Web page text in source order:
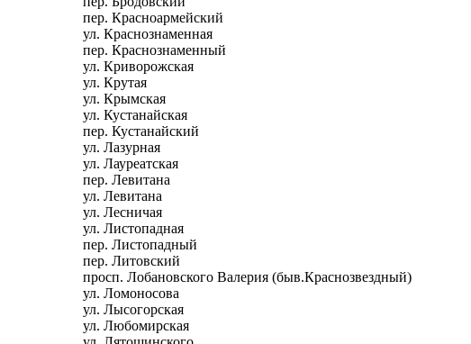
пер. Красноармейский
ул. Краснознаменная
пер. Краснознаменный
ул. Криворожская
ул. Крутая
ул. Крымская
ул. Кустанайская
пер. Кустанайский
ул. Лазурная
ул. Лауреатская
пер. Левитана
ул. Левитана
ул. Лесничая
ул. Листопадная
пер. Листопадный
пер. Литовский
просп. Лобановского Валерия (быв.Краснозвездный)
ул. Ломоносова
ул. Лысогорская
ул. Любомирская